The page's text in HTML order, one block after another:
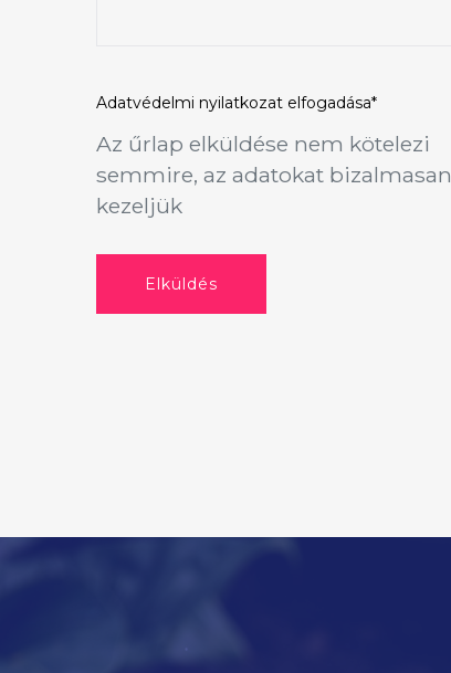
Adatvédelmi nyilatkozat elfogadása*
Az űrlap elküldése nem kötelezi
semmire, az adatokat bizalmasan
kezeljük
Elküldés